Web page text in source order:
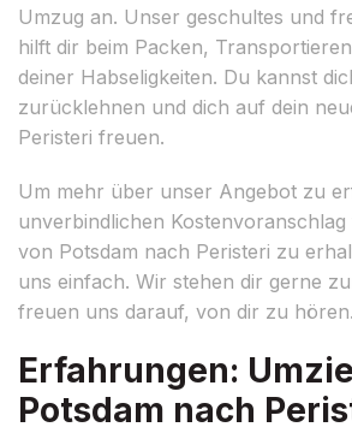
Umzug an. Unser geschultes und
hilft dir beim Packen,
deiner Habseligkeiten. Du kannst
zurücklehnen und dich auf dein
Peristeri freuen.
Um mehr über unser Angebot zu
unverbindlichen
von Potsdam nach Peristeri zu
uns einfach. Wir stehen dir gerne
freuen uns darauf, von dir zu hören.
Erfahrungen:
Potsdam nach